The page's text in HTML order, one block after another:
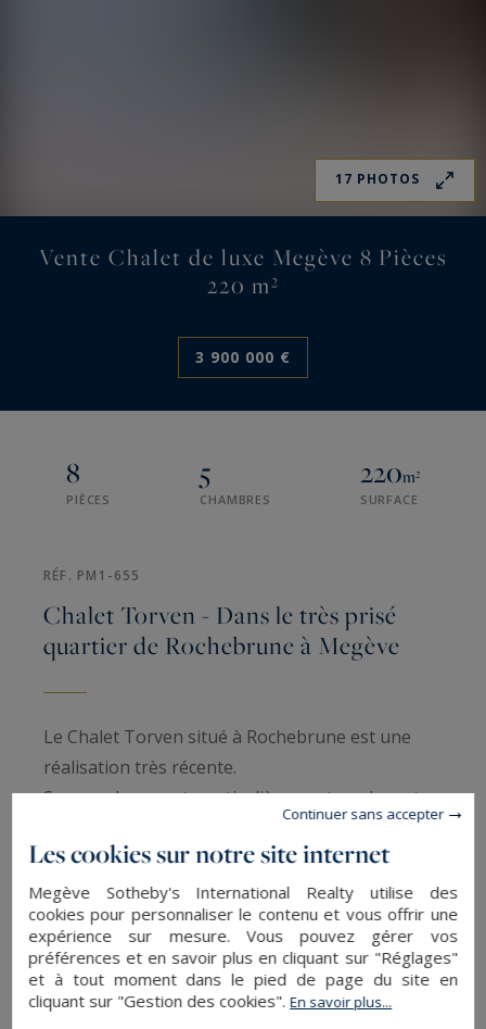
17 PHOTOS
Vente Chalet de luxe Megève 8 Pièces
220 m²
3 900 000 €
8
PIÈCES
5
CHAMBRES
220m²
SURFACE
RÉF. PM1-655
Chalet Torven - Dans le très prisé
quartier de Rochebrune à Megève
Le Chalet Torven situé à Rochebrune est une
réalisation très récente.
Son emplacement, particulièrement verdoyant,
lui confère un cadre de vie tout à fait agréable.
À environ 20 mn à pied du centre de Megève, il
permet néanmoins un accès privilégié au
domaine skiable grâce au réseau de ski-bus dont
l’arrêt le plus proche n’est qu’à 5 mn.
Les cookies sur notre site internet
Megève Sotheby's International Realty utilise des
cookies pour personnaliser le contenu et vous offrir une
expérience sur mesure. Vous pouvez gérer vos
préférences et en savoir plus en cliquant sur "Réglages"
et à tout moment dans le pied de page du site en
cliquant sur "Gestion des cookies".En savoir plus...
Continuer sans accepter